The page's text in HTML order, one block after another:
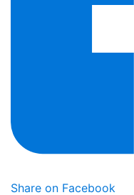
Share on Facebook